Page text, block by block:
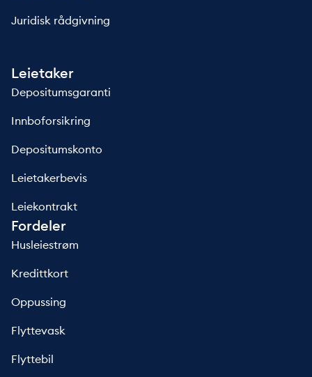
Juridisk rådgivning
Leietaker
Depositumsgaranti
Innboforsikring
Depositumskonto
Leietakerbevis
Leiekontrakt
Fordeler
Husleiestrøm
Kredittkort
Oppussing
Flyttevask
Flyttebil